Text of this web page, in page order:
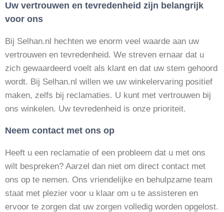
Uw vertrouwen en tevredenheid zijn belangrijk
voor ons
Bij Selhan.nl hechten we enorm veel waarde aan uw
vertrouwen en tevredenheid. We streven ernaar dat u
zich gewaardeerd voelt als klant en dat uw stem gehoord
wordt. Bij Selhan.nl willen we uw winkelervaring positief
maken, zelfs bij reclamaties. U kunt met vertrouwen bij
ons winkelen. Uw tevredenheid is onze prioriteit.
Neem contact met ons op
Heeft u een reclamatie of een probleem dat u met ons
wilt bespreken? Aarzel dan niet om direct contact met
ons op te nemen. Ons vriendelijke en behulpzame team
staat met plezier voor u klaar om u te assisteren en
ervoor te zorgen dat uw zorgen volledig worden opgelost.